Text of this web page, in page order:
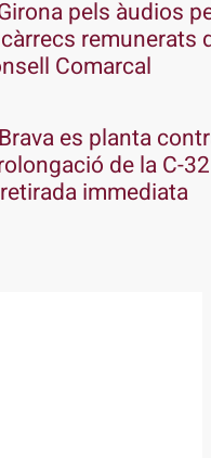
pels àudios
remunerats
Comarcal
es planta
de la C-
immediata